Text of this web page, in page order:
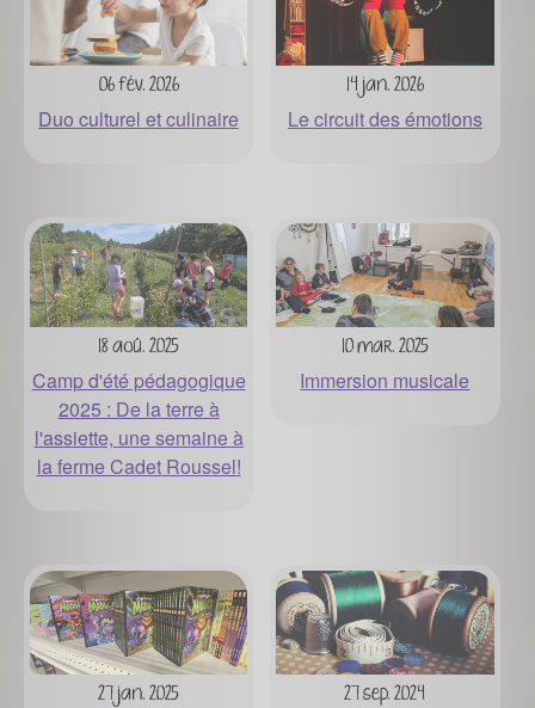
06 fév. 2026
Duo culturel et culinaire
14 jan. 2026
Le circuit des émotions
18 aoû. 2025
Camp d'été pédagogique
2025 : De la terre à
l'assiette, une semaine à
la ferme Cadet Roussel!
10 mar. 2025
Immersion musicale
27 jan. 2025 27 sep. 2024